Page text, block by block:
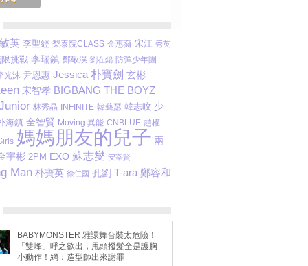
英 李聖經 梨泰院CLASS 金惠奫 宋江 秀英
挑戰 李瑞鎮 鄭敬淏 劉在錫 防彈少年團
光洙 尹恩惠 Jessica 朴寶劍 玄彬
宋智孝 BIGBANG THE BOYZ
林秀晶 INFINITE 韓藝瑟 韓志旼 少
海鎮 全智賢 Moving 異能 CNBLUE 趙權
媽媽朋友的兒子 兩
宇彬 2PM EXO 蘇志燮 安宰賢
Man 朴寶英 徐仁國 孔劉 T-ara 鄭容和
BABYMONSTER 雅譞舞台裝太危險！
「雙峰」呼之欲出，甩頭撥髮全是護胸
小動作！網：造型師出來謝罪